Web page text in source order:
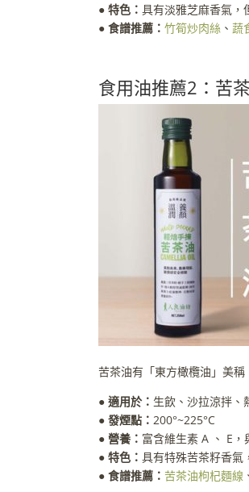
● 特色： 具有淡雅芝麻香氣，
● 食譜推薦： 竹筍炒肉絲 、 蔬
食用油推薦2：苦
苦茶油有「東方橄欖油」美
● 適用於： 生飲、沙拉涼拌、
● 發煙點： 200°~225°C
● 營養： 富含維生素 A 、 E
● 特色： 具有特殊苦茶籽香氣
● 食譜推薦： 苦茶油枸杞麵線